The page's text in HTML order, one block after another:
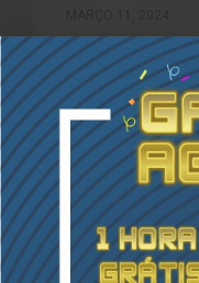
Você ainda acha
não é vantajoso
pelo contrário,
ser a
LER MAIS »